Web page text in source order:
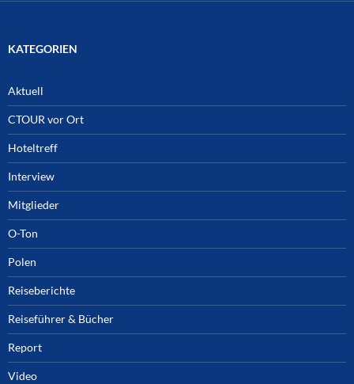
KATEGORIEN
Aktuell
CTOUR vor Ort
Hoteltreff
Interview
Mitglieder
O-Ton
Polen
Reiseberichte
Reiseführer & Bücher
Report
Video